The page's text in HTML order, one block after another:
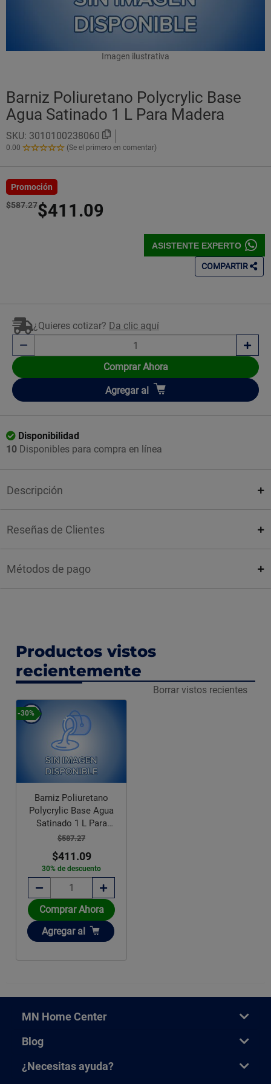
Imagen ilustrativa
Barniz Poliuretano Polycrylic Base
Agua Satinado 1 L Para Madera
SKU: 3010100238060
0.00
0.00
de
Estrellas!
(Se el primero en comentar)
Promoción
$587.27$411.09
ASISTENTE EXPERTO
COMPARTIR
¿Quieres cotizar? Da clic aquí
Comprar Ahora
Añadir
Agregar al
Disponibilidad
10 Disponibles para compra en línea
Descripción
Reseñas de Clientes
Métodos de pago
Productos vistos
recientemente
Borrar vistos recientes
-30%
Barniz Poliuretano
Polycrylic Base Agua
Satinado 1 L Para
Madera
$587.27
$411.09
30% de descuento
Comprar Ahora
Añadir
Agregar al
MN Home Center
Blog
¿Necesitas ayuda?